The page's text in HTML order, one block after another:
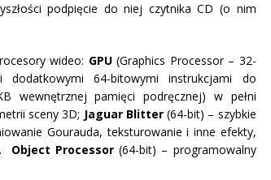
podpięcie do niej czytnika CD (o nim
wideo: GPU(Graphics Processor – 32-
64-bitowymi instrukcjami do
wewnętrznej pamięci podręcznej) w pełni
sceny 3D; Jaguar Blitter(64-bit) – szybkie
Gourauda, teksturowanie i inne efekty,
Object Processor (64-bit) – programowalny